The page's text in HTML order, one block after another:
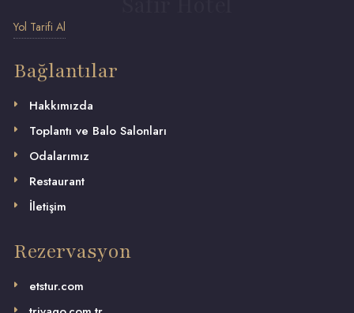
Yol Tarifi Al
Bağlantılar
Hakkımızda
Toplantı ve Balo Salonları
Odalarımız
Restaurant
İletişim
Rezervasyon
etstur.com